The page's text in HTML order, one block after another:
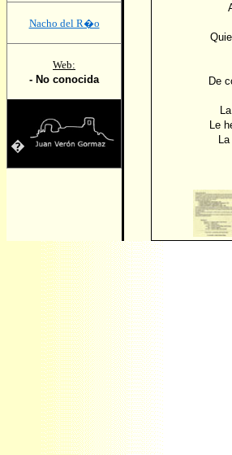
Nacho del R�o
Web:
- No conocida
�
De
Le